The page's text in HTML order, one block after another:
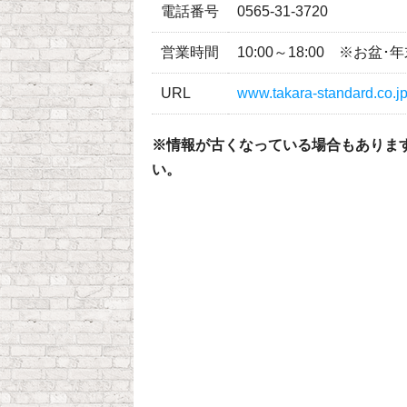
電話番号 0565-31-3720
営業時間 10:00～18:00 ※お盆･年
URL www.takara-standard.co.jp
※情報が古くなっている場合もありま
い。